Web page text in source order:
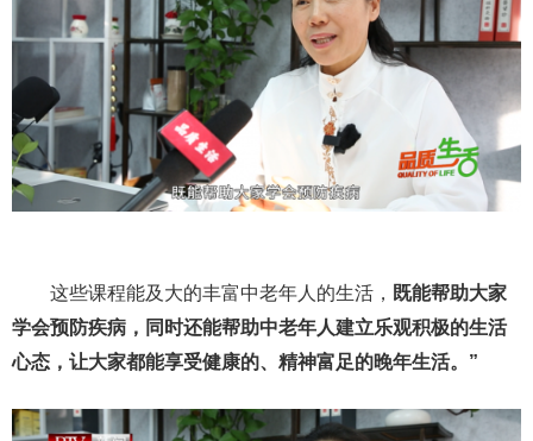
这些课程能及大的丰富中老年人的生活， 既能帮助大家
学会预防疾病，同时还能帮助中老年人建立乐观积极的生活
心态，让大家都能享受健康的、精神富足的晚年生活。”